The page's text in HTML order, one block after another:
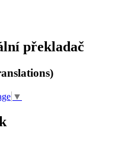
překladač
▼